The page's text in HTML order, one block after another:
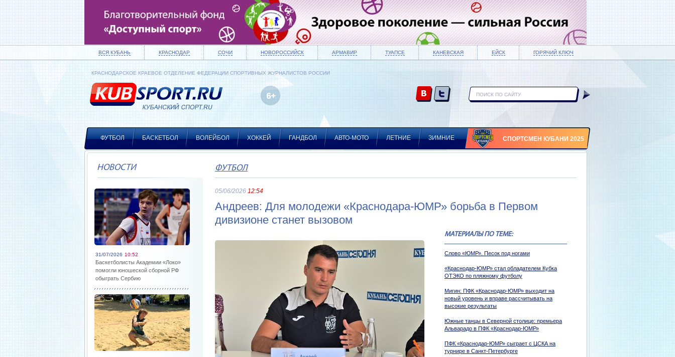
ВСЯ КУБАНЬ КРАСНОДАР СОЧИ НОВОРОССИЙСК АРМАВИР ТУАПСЕ КАНЕВСКАЯ ЕЙСК ГОРЯЧИЙ КЛЮЧ
КРАСНОДАРСКОЕ КРАЕВОЕ ОТДЕЛЕНИЕ ФЕДЕРАЦИИ СПОРТИВНЫХ ЖУРНАЛИСТОВ РОССИИ
ФУТБОЛ БАСКЕТБОЛ ВОЛЕЙБОЛ ХОККЕЙ ГАНДБОЛ АВТО-МОТО ЛЕТНИЕ ЗИМНИЕ СПОРТСМЕН КУБАНИ 2025
НОВОСТИ
31/07/2026 10:52
Баскетболисты Академии «Локо»
помогли юношеской сборной РФ
обыграть Сербию
ФУТБОЛ
05/06/2026 12:54
Андреев: Для молодежи «Краснодара-ЮМР» борьба в Первом
дивизионе станет вызовом
МАТЕРИАЛЫ ПО ТЕМЕ:
Слово «ЮМР». Песок под ногами
«Краснодар-ЮМР» стал обладателем Кубка
ОТЭКО по пляжному футболу
Мигин: ПФК «Краснодар-ЮМР» выходит на
новый уровень и вправе рассчитывать на
высокие результаты
Южные танцы в Северной столице: премьера
Альварадо в ПФК «Краснодар-ЮМР»
ПФК «Краснодар-ЮМР» сыграет с ЦСКА на
турнире в Санкт-Петербурге